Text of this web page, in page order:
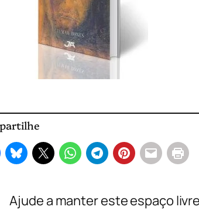
Ajude a manter este espaço